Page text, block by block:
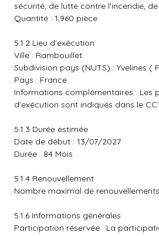
sécurité, de lutte contre l'incendie,
Quantité : 1,960 pièce
5.1.2 Lieu d'exécution
Ville : Rambouillet
Subdivision pays (NUTS) : Yvelines (
Pays : France
Informations complémentaires : Les
d'exécution sont indiqués dans le
5.1.3 Durée estimée
Date de début : 13/07/2027
Durée : 84 Mois
5.1.4 Renouvellement
Nombre maximal de
5.1.6 Informations générales
Participation réservée : La